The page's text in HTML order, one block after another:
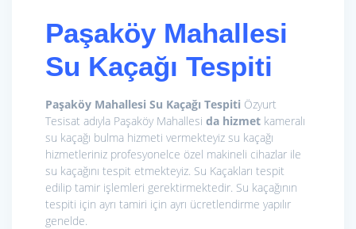
Paşaköy Mahallesi
Su Kaçağı Tespiti
Paşaköy Mahallesi Su Kaçağı Tespiti Özyurt
Tesisat adıyla Paşaköy Mahallesi da hizmet kameralı
su kaçağı bulma hizmeti vermekteyiz su kaçağı
hizmetleriniz profesyonelce özel makineli cihazlar ile
su kaçağını tespit etmekteyiz. Su Kaçakları tespit
edilip tamir işlemleri gerektirmektedir. Su kaçağının
tespiti için ayrı tamiri için ayrı ücretlendirme yapılır
genelde.